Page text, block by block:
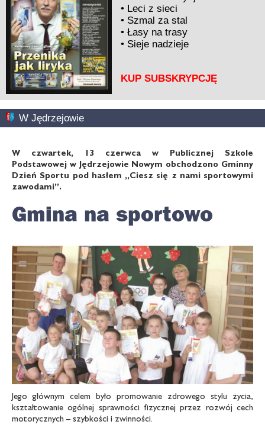
• Leci z sieci
• Szmal za stal
•Łasy na trasy
• Sieje nadzieje
KUP SUBSKRYPCJĘ
W Jędrzejowie
W czwartek, 13 czerwca w Publicznej Szkole
Podstawowej w Jędrzejowie Nowym obchodzono Gminny
Dzień Sportu pod hasłem ,,Ciesz się z nami sportowymi
zawodami”.
Gmina na sportowo
Jego głównym celem było promowanie zdrowego stylu życia,
kształtowanie ogólnej sprawności fizycznej przez rozwój cech
motorycznych – szybkości i zwinności.